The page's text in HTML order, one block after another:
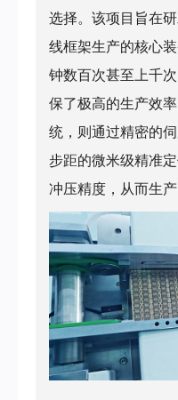
选择。该项目旨在
线框架生产的核心
钟数百次甚至上千
保了极高的生产效
统，则通过精密的
步距的微米级精准
冲压精度，从而生